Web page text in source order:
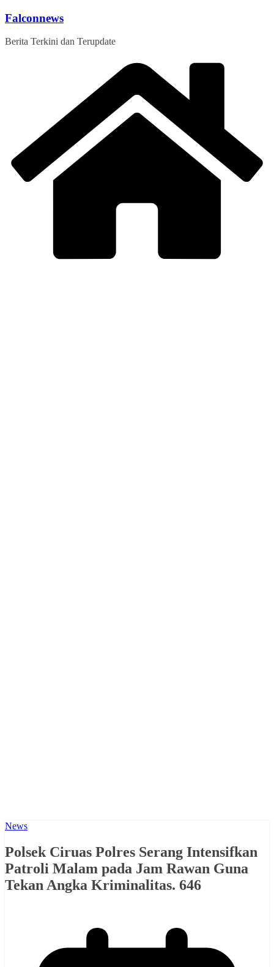
Skip
content
Falconnews
Berita Terkini dan Terupdate
News
Polsek Ciruas Polres Serang Intensifkan
Patroli Malam pada Jam Rawan Guna
Tekan Angka Kriminalitas. 646